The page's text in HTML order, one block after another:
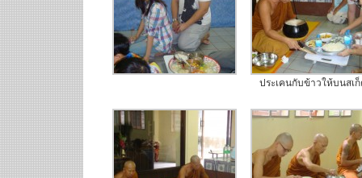
ประเคนกับข้าวให้บนสเ